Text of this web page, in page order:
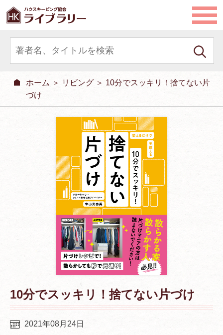
ホーム ＞ リビング ＞ 10分でスッキリ！捨てない片
づけ
10分でスッキリ！捨てない片づけ
2021年08月24日